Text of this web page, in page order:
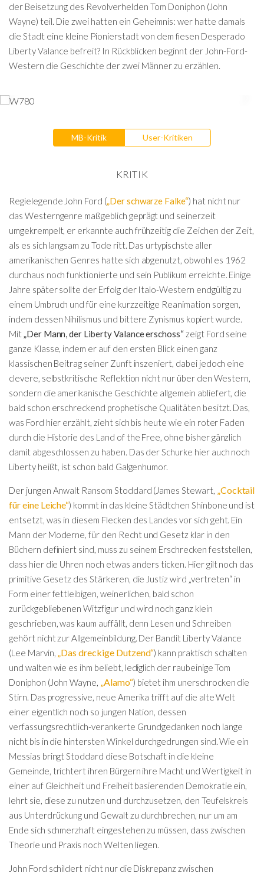
der Beisetzung des Revolverhelden Tom Doniphon (John
Wayne) teil. Die zwei hatten ein Geheimnis: wer hatte damals
die Stadt eine kleine Pionierstadt von dem fiesen Desperado
Liberty Valance befreit? In Rückblicken beginnt der John-Ford-
Western die Geschichte der zwei Männer zu erzählen.
MB-Kritik User-Kritiken
KRITIK
Regielegende John Ford („Der schwarze Falke“) hat nicht nur
das Westerngenre maßgeblich geprägt und seinerzeit
umgekrempelt, er erkannte auch frühzeitig die Zeichen der Zeit,
als es sich langsam zu Tode ritt. Das urtypischste aller
amerikanischen Genres hatte sich abgenutzt, obwohl es 1962
durchaus noch funktionierte und sein Publikum erreichte. Einige
Jahre später sollte der Erfolg der Italo-Western endgültig zu
einem Umbruch und für eine kurzzeitige Reanimation sorgen,
indem dessen Nihilismus und bittere Zynismus kopiert wurde.
Mit „Der Mann, der Liberty Valance erschoss“zeigt Ford seine
ganze Klasse, indem er auf den ersten Blick einen ganz
klassischen Beitrag seiner Zunft inszeniert, dabei jedoch eine
clevere, selbstkritische Reflektion nicht nur über den Western,
sondern die amerikanische Geschichte allgemein abliefert, die
bald schon erschreckend prophetische Qualitäten besitzt. Das,
was Ford hier erzählt, zieht sich bis heute wie ein roter Faden
durch die Historie des Land of the Free, ohne bisher gänzlich
damit abgeschlossen zu haben. Das der Schurke hier auch noch
Liberty heißt, ist schon bald Galgenhumor.
Der jungen Anwalt Ransom Stoddard (James Stewart, „Cocktail
für eine Leiche“) kommt in das kleine Städtchen Shinbone und ist
entsetzt, was in diesem Flecken des Landes vor sich geht. Ein
Mann der Moderne, für den Recht und Gesetz klar in den
Büchern definiert sind, muss zu seinem Erschrecken feststellen,
dass hier die Uhren noch etwas anders ticken. Hier gilt noch das
primitive Gesetz des Stärkeren, die Justiz wird „vertreten“ in
Form einer fettleibigen, weinerlichen, bald schon
zurückgebliebenen Witzfigur und wird noch ganz klein
geschrieben, was kaum auffällt, denn Lesen und Schreiben
gehört nicht zur Allgemeinbildung. Der Bandit Liberty Valance
(Lee Marvin, „Das dreckige Dutzend“) kann praktisch schalten
und walten wie es ihm beliebt, lediglich der raubeinige Tom
Doniphon (John Wayne, „Alamo“) bietet ihm unerschrocken die
Stirn. Das progressive, neue Amerika trifft auf die alte Welt
einer eigentlich noch so jungen Nation, dessen
verfassungsrechtlich-verankerte Grundgedanken noch lange
nicht bis in die hintersten Winkel durchgedrungen sind. Wie ein
Messias bringt Stoddard diese Botschaft in die kleine
Gemeinde, trichtert ihren Bürgern ihre Macht und Wertigkeit in
einer auf Gleichheit und Freiheit basierenden Demokratie ein,
lehrt sie, diese zu nutzen und durchzusetzen, den Teufelskreis
aus Unterdrückung und Gewalt zu durchbrechen, nur um am
Ende sich schmerzhaft eingestehen zu müssen, dass zwischen
Theorie und Praxis noch Welten liegen.
John Ford schildert nicht nur die Diskrepanz zwischen